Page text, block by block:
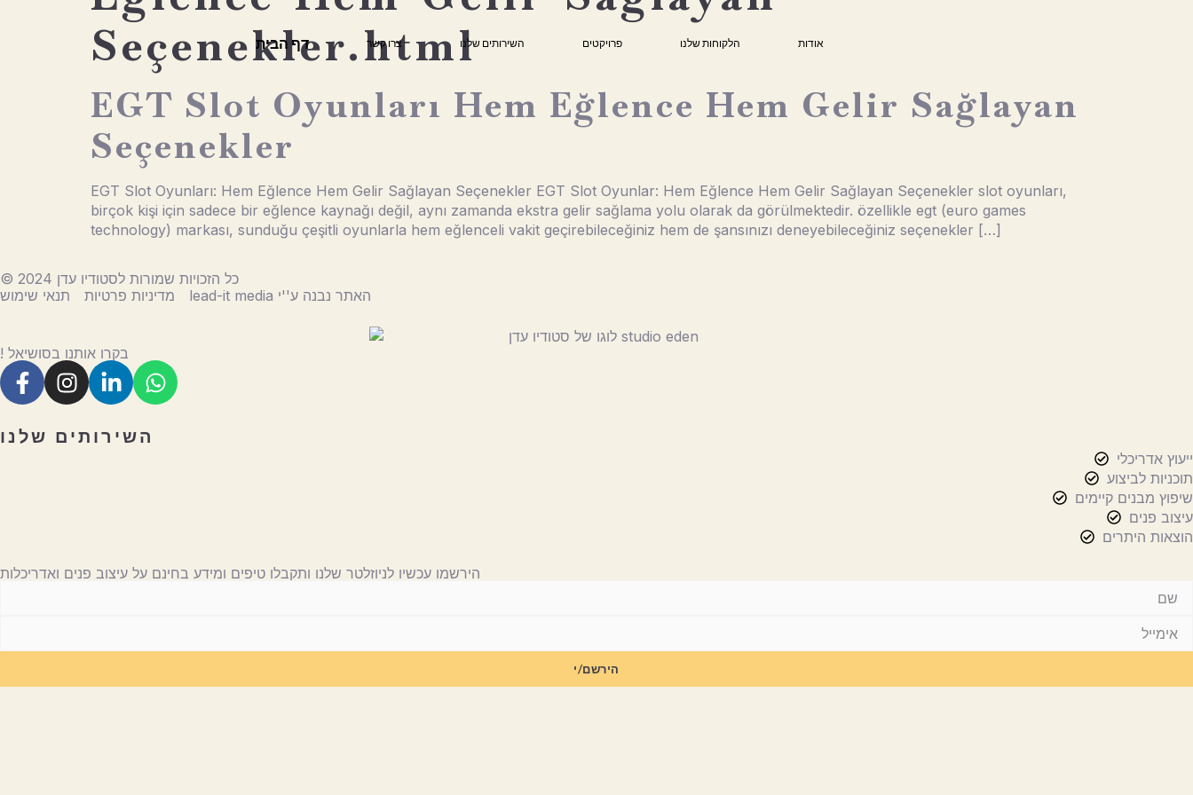
דף הבית צרו קשר השירותים שלנו פרויקטים הלקוחות שלנו אודות
Seçenekler.html
EGT Slot Oyunları Hem Eğlence Hem Gelir Sağlayan
Seçenekler
EGT Slot Oyunları: Hem Eğlence Hem Gelir Sağlayan Seçenekler EGT Slot Oyunlar: Hem Eğlence Hem Gelir Sağlayan Seçenekler slot oyunları,
birçok kişi için sadece bir eğlence kaynağı değil, aynı zamanda ekstra gelir sağlama yolu olarak da görülmektedir.​ özellikle egt (euro games
technology) markası, sunduğu çeşitli oyunlarla hem eğlenceli vakit geçirebileceğiniz hem de şansınızı deneyebileceğiniz seçenekler […]
© 2024 כל הזכויות שמורות לסטודיו עדן
תנאי שימוש
מדיניות פרטיות lead-it media האתר נבנה ע''י
! בקרו אותנו בסושיאל
השירותים שלנו
ייעוץ אדריכלי
תוכניות לביצוע
שיפוץ מבנים קיימים
עיצוב פנים
הוצאות היתרים
הירשמו עכשיו לניוזלטר שלנו ותקבלו טיפים ומידע בחינם על עיצוב פנים ואדריכלות
הירשם/י